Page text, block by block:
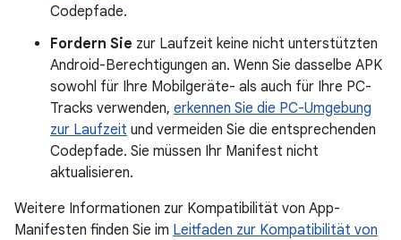
Codepfade.
Fordern Sie zur Laufzeit keine nicht unterstützten
Android-Berechtigungen an. Wenn Sie dasselbe APK
sowohl für Ihre Mobilgeräte- als auch für Ihre PC-
Tracks verwenden, erkennen Sie die PC-Umgebung
zur Laufzeit und vermeiden Sie die entsprechenden
Codepfade. Sie müssen Ihr Manifest nicht
aktualisieren.
Weitere Informationen zur Kompatibilität von App-
Manifesten finden Sie im Leitfaden zur Kompatibilität von